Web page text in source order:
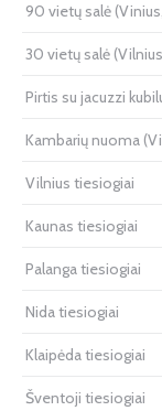
90 vietų salė
30 vietų salė
Pirtis su jacuzzi
Kambarių nuoma
Vilnius tiesiogiai
Kaunas tiesiogiai
Palanga tiesiogiai
Nida tiesiogiai
Klaipėda tiesiogiai
Šventoji tiesiogiai